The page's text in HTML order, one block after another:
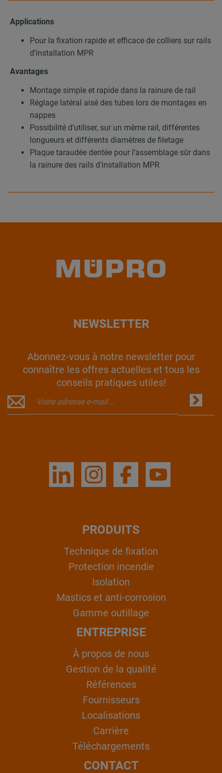
Applications
Pour la fixation rapide et efficace de colliers sur rails
d’installation MPR
Avantages
Montage simple et rapide dans la rainure de rail
Réglage latéral aisé des tubes lors de montages en
nappes
Possibilité d’utiliser, sur un même rail, différentes
longueurs et différents diamètres de filetage
Plaque taraudée dentée pour l’assemblage sûr dans
la rainure des rails d’installation MPR
NEWSLETTER
Abonnez-vous à notre newsletter pour
connaître les offres actuelles et tous les
conseils pratiques utiles!
PRODUITS
Technique de fixation
Protection incendie
Isolation
Mastics et anti-corrosion
Gamme outillage
ENTREPRISE
À propos de nous
Gestion de la qualité
Références
Fournisseurs
Localisations
Carrière
Téléchargements
CONTACT